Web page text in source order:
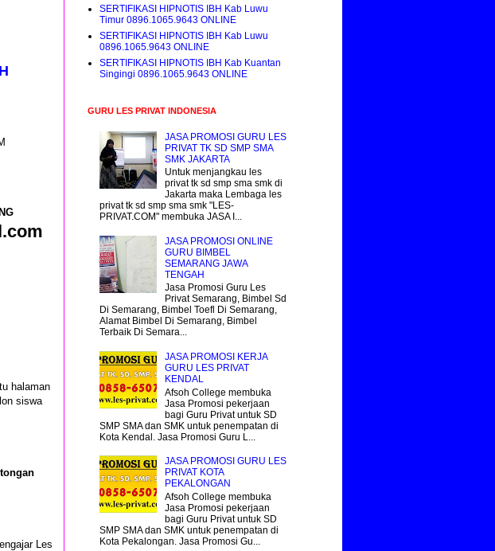
halaman
siswa
Les
SERTIFIKASI HIPNOTIS IBH Kab Luwu
Timur 0896.1065.9643 ONLINE
SERTIFIKASI HIPNOTIS IBH Kab Luwu
0896.1065.9643 ONLINE
SERTIFIKASI HIPNOTIS IBH Kab Kuantan
Singingi 0896.1065.9643 ONLINE
GURU LES PRIVAT INDONESIA
JASA PROMOSI GURU LES
PRIVAT TK SD SMP SMA
SMK JAKARTA
Untuk menjangkau les
privat tk sd smp sma smk di
Jakarta maka Lembaga les
privat tk sd smp sma smk "LES-
PRIVAT.COM" membuka JASA I...
JASA PROMOSI ONLINE
GURU BIMBEL
SEMARANG JAWA
TENGAH
Jasa Promosi Guru Les
Privat Semarang, Bimbel Sd
Di Semarang, Bimbel Toefl Di Semarang,
Alamat Bimbel Di Semarang, Bimbel
Terbaik Di Semara...
JASA PROMOSI KERJA
GURU LES PRIVAT
KENDAL
Afsoh College membuka
Jasa Promosi pekerjaan
bagi Guru Privat untuk SD
SMP SMA dan SMK untuk penempatan di
Kota Kendal. Jasa Promosi Guru L...
JASA PROMOSI GURU LES
PRIVAT KOTA
PEKALONGAN
Afsoh College membuka
Jasa Promosi pekerjaan
bagi Guru Privat untuk SD
SMP SMA dan SMK untuk penempatan di
Kota Pekalongan. Jasa Promosi Gu...